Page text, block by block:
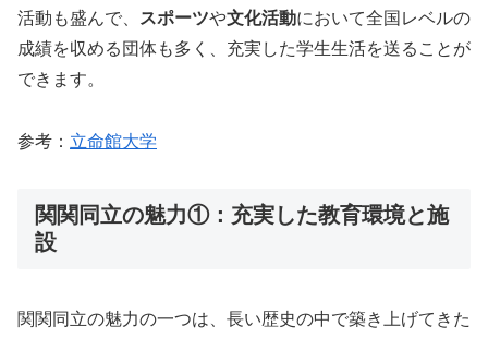
活動も盛んで、
スポーツや文化活動において全国レベルの
成績を収める団体も多く、充実した学生生活を送ることが
できます。
参考： 立命館大学
関関同立の魅力①：充実した教育環境と施
設
関関同立の魅力の一つは、長い歴史の中で築き上げてきた